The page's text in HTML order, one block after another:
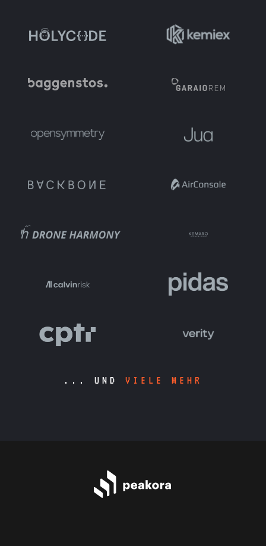
... UND VIELE MEHR